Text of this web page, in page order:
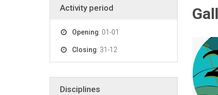
Activity period
Opening: 01-01
Closing: 31-12
Disciplines